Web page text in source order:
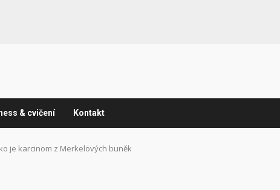
& cvičení Kontakt
je karcinom z Merkelových buněk